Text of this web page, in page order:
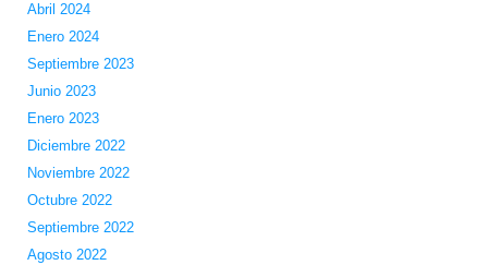
Abril 2024
Enero 2024
Septiembre 2023
Junio 2023
Enero 2023
Diciembre 2022
Noviembre 2022
Octubre 2022
Septiembre 2022
Agosto 2022